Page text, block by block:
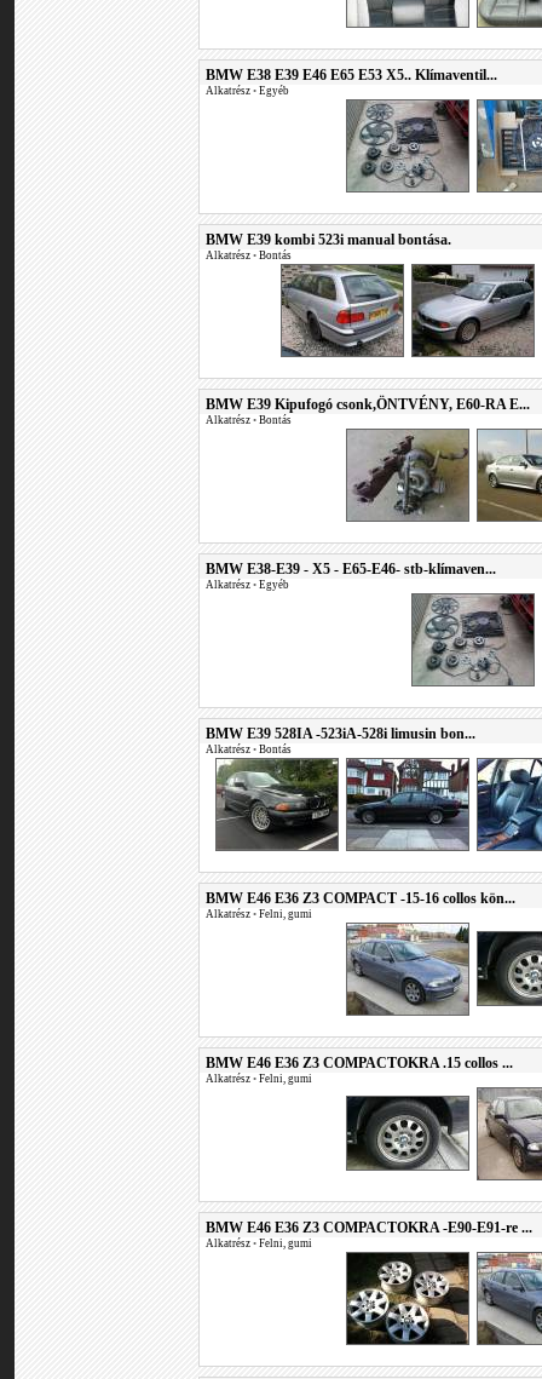
BMW E38 E39 E46 E65 E53 X5.. Klímaventil...
Alkatrész • Egyéb
BMW E39 kombi 523i manual bontása.
Alkatrész • Bontás
BMW E39 Kipufogó csonk,ÖNTVÉNY, E60-RA E...
Alkatrész • Bontás
BMW E38-E39 - X5 - E65-E46- stb-klímaven...
Alkatrész • Egyéb
BMW E39 528IA -523iA-528i limusin bon...
Alkatrész • Bontás
BMW E46 E36 Z3 COMPACT -15-16 collos kön...
Alkatrész • Felni, gumi
BMW E46 E36 Z3 COMPACTOKRA .15 collos ...
Alkatrész • Felni, gumi
BMW E46 E36 Z3 COMPACTOKRA -E90-E91-re ...
Alkatrész • Felni, gumi